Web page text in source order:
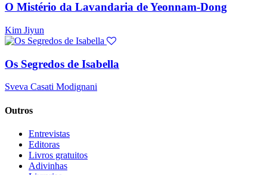
O Mistério da Lavandaria de Yeonnam-Dong
Kim Jiyun
Os Segredos de Isabella
Sveva Casati Modignani
Outros
Entrevistas
Editoras
Livros gratuitos
Adivinhas